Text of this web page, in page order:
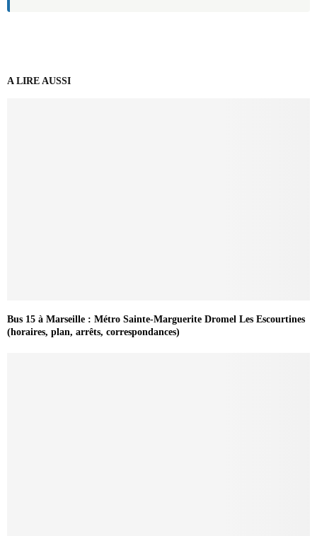
A LIRE AUSSI
Bus 15 à Marseille : Métro Sainte-Marguerite Dromel Les Escourtines
(horaires, plan, arrêts, correspondances)